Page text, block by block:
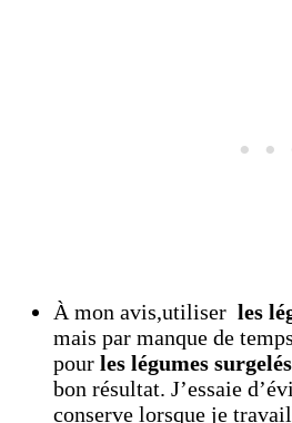
À mon avis,utiliser les
mais par manque de
pour les légumes surgelés
bon résultat. J’essaie
conserve lorsque je